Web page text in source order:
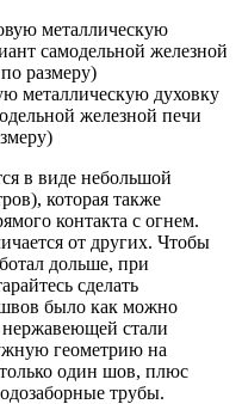
металлическую духовку
железной печи
в виде небольшой
которая также
контакта с огнем.
от других. Чтобы
дольше, при
сделать
было как можно
стали
геометрию на
один шов, плюс
трубы.